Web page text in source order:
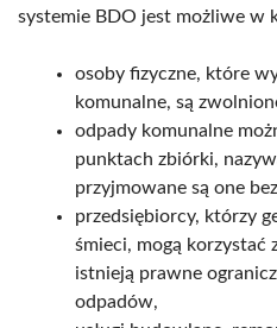
systemie BDO jest możliwe w
osoby fizyczne, które
komunalne, są
odpady komunalne
punktach zbiórki,
przyjmowane są one
przedsiębiorcy, którzy
śmieci, mogą korzystać
istnieją prawne
odpadów,